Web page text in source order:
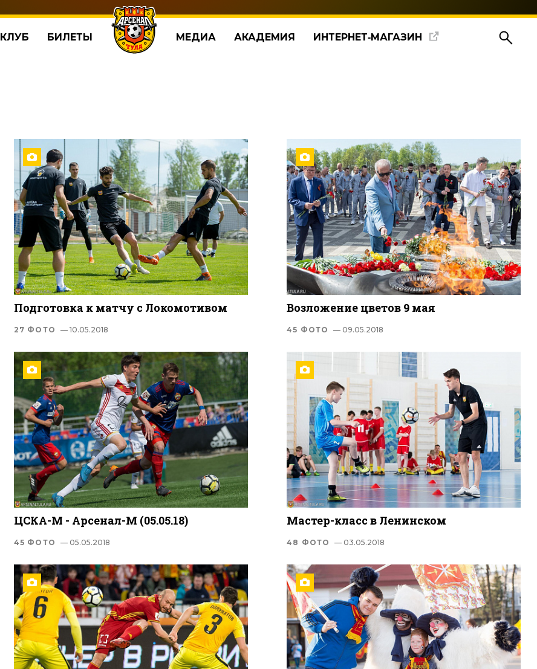
КЛУБ БИЛЕТЫ МЕДИА АКАДЕМИЯ ИНТЕРНЕТ‑МАГАЗИН
Подготовка к матчу с Локомотивом
27 ФОТО — 10.05.2018
Возложение цветов 9 мая
45 ФОТО — 09.05.2018
ЦСКА-М - Арсенал-М (05.05.18)
45 ФОТО — 05.05.2018
Мастер-класс в Ленинском
48 ФОТО — 03.05.2018